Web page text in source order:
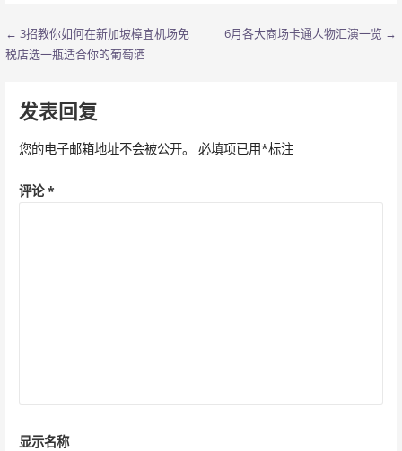
文
导
航
← 3招教你如何在新加坡樟宜机场免
税店选一瓶适合你的葡萄酒
6月各大商场卡通人物汇演一览 →
发表回复
您的电子邮箱地址不会被公开。 必填项已用*标注
评论*
显示名称